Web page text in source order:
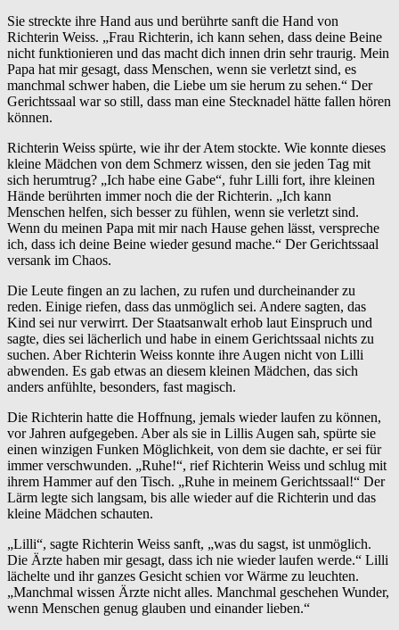
Sie streckte ihre Hand aus und berührte sanft die Hand von
Richterin Weiss. „Frau Richterin, ich kann sehen, dass deine Beine
nicht funktionieren und das macht dich innen drin sehr traurig. Mein
Papa hat mir gesagt, dass Menschen, wenn sie verletzt sind, es
manchmal schwer haben, die Liebe um sie herum zu sehen.“ Der
Gerichtssaal war so still, dass man eine Stecknadel hätte fallen hören
können.
Richterin Weiss spürte, wie ihr der Atem stockte. Wie konnte dieses
kleine Mädchen von dem Schmerz wissen, den sie jeden Tag mit
sich herumtrug? „Ich habe eine Gabe“, fuhr Lilli fort, ihre kleinen
Hände berührten immer noch die der Richterin. „Ich kann
Menschen helfen, sich besser zu fühlen, wenn sie verletzt sind.
Wenn du meinen Papa mit mir nach Hause gehen lässt, verspreche
ich, dass ich deine Beine wieder gesund mache.“ Der Gerichtssaal
versank im Chaos.
Die Leute fingen an zu lachen, zu rufen und durcheinander zu
reden. Einige riefen, dass das unmöglich sei. Andere sagten, das
Kind sei nur verwirrt. Der Staatsanwalt erhob laut Einspruch und
sagte, dies sei lächerlich und habe in einem Gerichtssaal nichts zu
suchen. Aber Richterin Weiss konnte ihre Augen nicht von Lilli
abwenden. Es gab etwas an diesem kleinen Mädchen, das sich
anders anfühlte, besonders, fast magisch.
Die Richterin hatte die Hoffnung, jemals wieder laufen zu können,
vor Jahren aufgegeben. Aber als sie in Lillis Augen sah, spürte sie
einen winzigen Funken Möglichkeit, von dem sie dachte, er sei für
immer verschwunden. „Ruhe!“, rief Richterin Weiss und schlug mit
ihrem Hammer auf den Tisch. „Ruhe in meinem Gerichtssaal!“ Der
Lärm legte sich langsam, bis alle wieder auf die Richterin und das
kleine Mädchen schauten.
„Lilli“, sagte Richterin Weiss sanft, „was du sagst, ist unmöglich.
Die Ärzte haben mir gesagt, dass ich nie wieder laufen werde.“ Lilli
lächelte und ihr ganzes Gesicht schien vor Wärme zu leuchten.
„Manchmal wissen Ärzte nicht alles. Manchmal geschehen Wunder,
wenn Menschen genug glauben und einander lieben.“